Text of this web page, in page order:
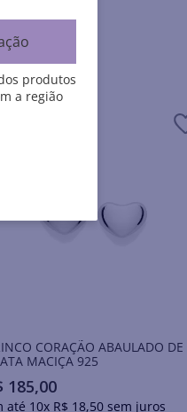
CORAÇÃO ABAULADO DE
MACIÇA 925
185,00
até 10x R$ 18,50sem juros
produtos
a região